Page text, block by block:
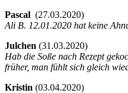
Pascal (27.03.2020)
Ali B. 12.01.2020 hat keine
Julchen (31.03.2020)
Hab die Soße nach Rezept
früher, man fühlt sich gleich
Kristin (03.04.2020)